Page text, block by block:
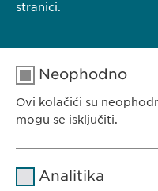
EWOPHARMA
stranici.
Neophodno
Ovi kolačići su
mogu se isključiti.
Analitika